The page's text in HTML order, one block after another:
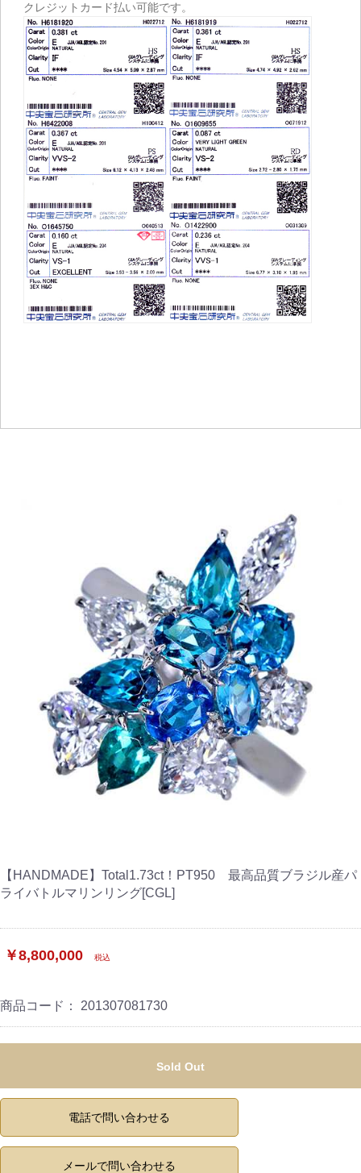
クレジットカード払い可能です。
【HANDMADE】Total1.73ct！PT950 最高品質ブラジル産パ
ライバトルマリンリング[CGL]
￥8,800,000 税込
商品コード： 201307081730
Sold Out
電話で問い合わせる
メールで問い合わせる